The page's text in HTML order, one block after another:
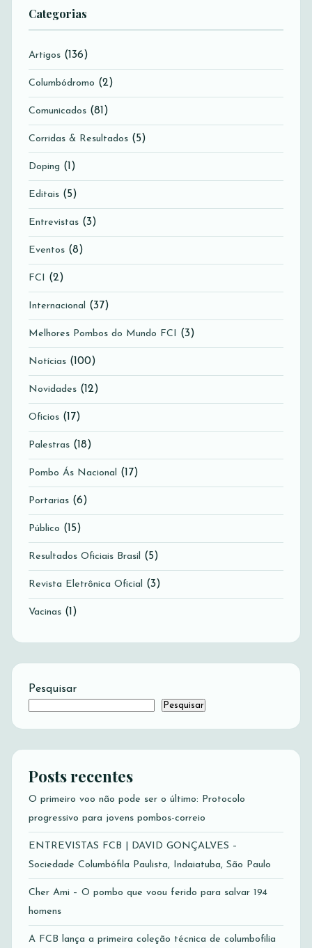
Categorias
Artigos (136)
Columbódromo (2)
Comunicados (81)
Corridas & Resultados (5)
Doping (1)
Editais (5)
Entrevistas (3)
Eventos (8)
FCI (2)
Internacional (37)
Melhores Pombos do Mundo FCI (3)
Notícias (100)
Novidades (12)
Oficios (17)
Palestras (18)
Pombo Ás Nacional (17)
Portarias (6)
Público (15)
Resultados Oficiais Brasil (5)
Revista Eletrônica Oficial (3)
Vacinas (1)
Pesquisar
Pesquisar
Posts recentes
O primeiro voo não pode ser o último: Protocolo
progressivo para jovens pombos-correio
ENTREVISTAS FCB | DAVID GONÇALVES –
Sociedade Columbófila Paulista, Indaiatuba, São Paulo
Cher Ami – O pombo que voou ferido para salvar 194
homens
A FCB lança a primeira coleção técnica de columbofilia